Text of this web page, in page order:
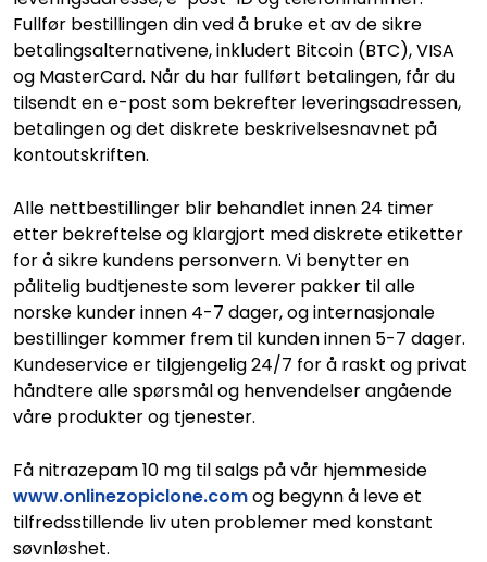
Fullfør bestillingen din ved å bruke et av de sikre
betalingsalternativene, inkludert Bitcoin (BTC), VISA
og MasterCard. Når du har fullført betalingen, får du
tilsendt en e-post som bekrefter leveringsadressen,
betalingen og det diskrete beskrivelsesnavnet på
kontoutskriften.
Alle nettbestillinger blir behandlet innen 24 timer
etter bekreftelse og klargjort med diskrete etiketter
for å sikre kundens personvern. Vi benytter en
pålitelig budtjeneste som leverer pakker til alle
norske kunder innen 4-7 dager, og internasjonale
bestillinger kommer frem til kunden innen 5-7 dager.
Kundeservice er tilgjengelig 24/7 for å raskt og privat
håndtere alle spørsmål og henvendelser angående
våre produkter og tjenester.
Få nitrazepam 10 mg til salgs på vår hjemmeside
www.onlinezopiclone.comog begynn å leve et
tilfredsstillende liv uten problemer med konstant
søvnløshet.